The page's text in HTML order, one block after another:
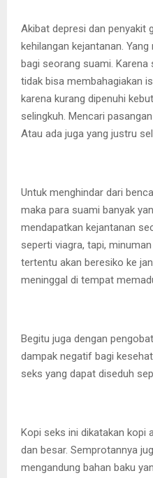
Akibat depresi dan penyakit
kehilangan kejantanan.
bagi seorang suami.
tidak bisa membahagiakan
karena kurang dipenuhi
selingkuh. Mencari
Atau ada juga yang justru
Untuk menghindar dari
maka para suami banyak
mendapatkan kejantanan
seperti viagra, tapi,
tertentu akan beresiko ke
meninggal di tempat
Begitu juga dengan
dampak negatif bagi
seks yang dapat diseduh
Kopi seks ini dikatakan kopi
dan besar. Semprotannya
mengandung bahan baku